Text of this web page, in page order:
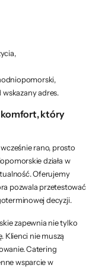
adres.
który
rano, prosto
działa w
Oferujemy
pozwala przetestować
decyzji.
zapewnia nie tylko
Klienci nie muszą
Catering
wsparcie w